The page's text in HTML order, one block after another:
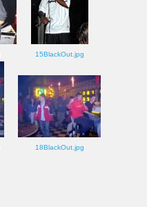
15BlackOut.jpg
18BlackOut.jpg